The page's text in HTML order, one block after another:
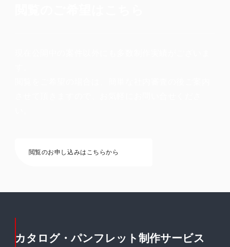
閲覧のお申し込みはこちらから
カタログ・パンフレット制作サービス